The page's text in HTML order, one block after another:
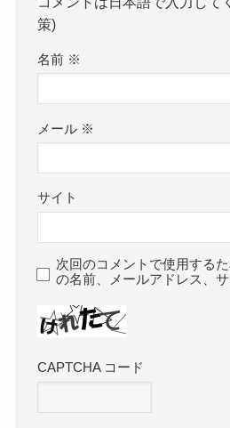
策)
名前 ※
メール ※
サイト
次回のコメントで使用する
の名前、メールアドレス、サ
CAPTCHA コード